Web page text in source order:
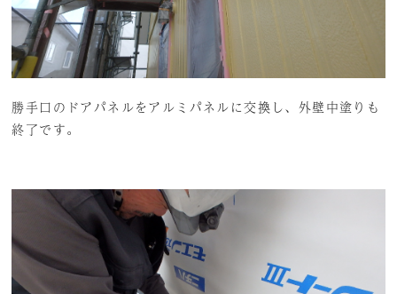
勝手口のドアパネルをアルミパネルに交換し、外壁中塗りも
終了です。